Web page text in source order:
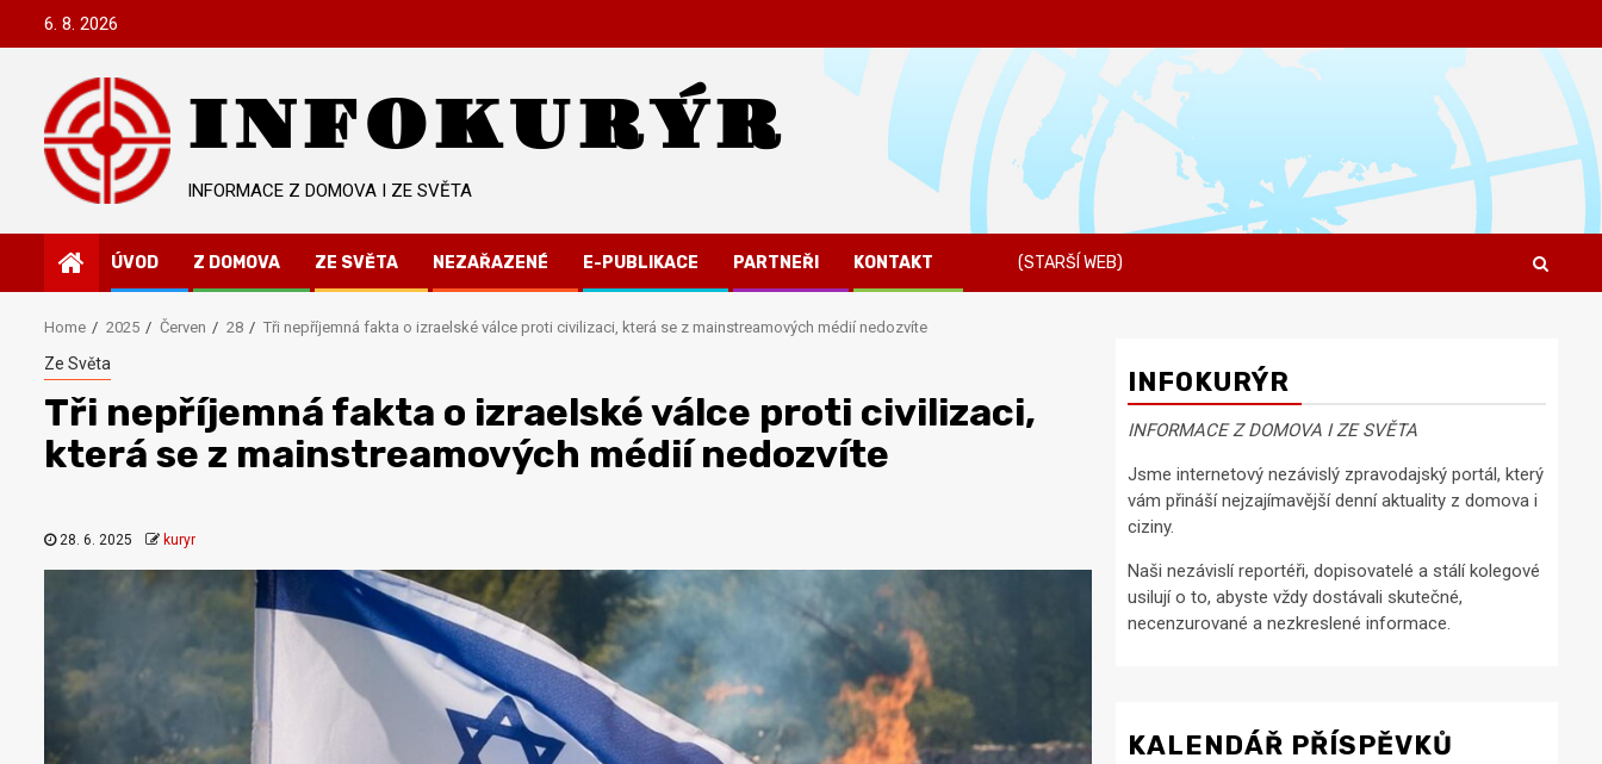
6. 8. 2026
INFOKURÝR
INFORMACE Z DOMOVA I ZE SVĚTA
ÚVOD Z DOMOVA ZE SVĚTA NEZAŘAZENÉ E-PUBLIKACE PARTNEŘI KONTAKT (STARŠÍ WEB)
Home 2025 Červen 28 Tři nepříjemná fakta o izraelské válce proti civilizaci, která se z mainstreamových médií nedozvíte
Ze Světa
Tři nepříjemná fakta o izraelské válce proti civilizaci,
která se z mainstreamových médií nedozvíte
28. 6. 2025 kuryr
INFOKURÝR
INFORMACE Z DOMOVA I ZE SVĚTA
Jsme internetový nezávislý zpravodajský portál, který
vám přináší nejzajímavější denní aktuality z domova i
ciziny.
Naši nezávislí reportéři, dopisovatelé a stálí kolegové
usilují o to, abyste vždy dostávali skutečné,
necenzurované a nezkreslené informace.
KALENDÁŘ PŘÍSPĚVKŮ